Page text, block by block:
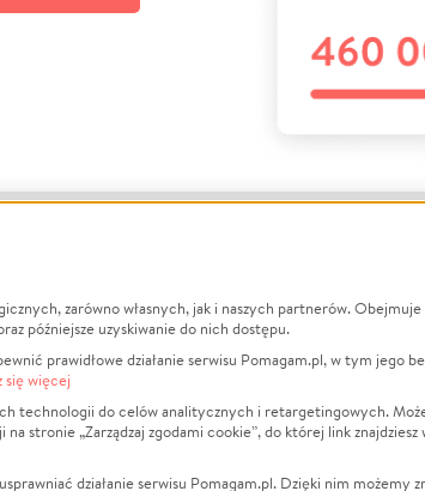
O nas
Opinie
Raporty
Za darmo
zarówno własnych, jak i naszych partnerów.
późniejsze uzyskiwanie do nich dostępu.
prawidłowe działanie serwisu Pomagam.pl, w tym jego
się więcej
technologii do celów analitycznych i retargetingowych.
stronie „Zarządzaj zgodami cookie”, do której link
działanie serwisu Pomagam.pl. Dzięki nim możemy